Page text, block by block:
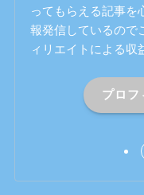
ってもらえる記事を
報発信しているので
ィリエイトによる収
プロフ